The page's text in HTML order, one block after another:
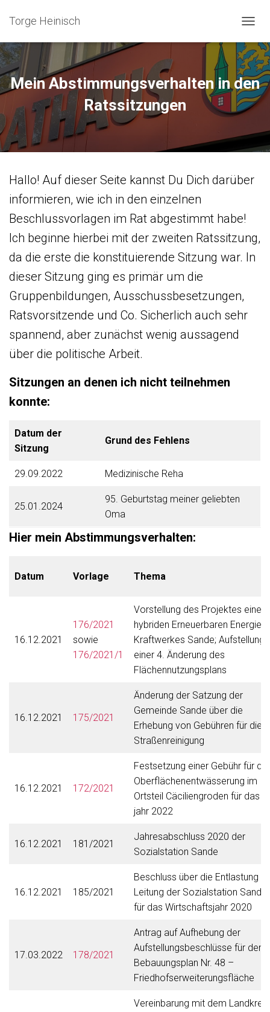
Torge Heinisch
A
V
I
G
A
T
I
N
C
E
Mein Abstimmungsverhalten in den
Ratssitzungen
Hallo! Auf dieser Seite kannst Du Dich darüber
informieren, wie ich in den einzelnen
Beschlussvorlagen im Rat abgestimmt habe!
Ich beginne hierbei mit der zweiten Ratssitzung,
da die erste die konstituierende Sitzung war. In
dieser Sitzung ging es primär um die
Gruppenbildungen, Ausschussbesetzungen,
Ratsvorsitzende und Co. Sicherlich auch sehr
spannend, aber zunächst wenig aussagend
über die politische Arbeit.
Sitzungen an denen ich nicht teilnehmen
konnte:
Datum der
Sitzung
Grund des Fehlens
29.09.2022 Medizinische Reha
25.01.2024
95. Geburtstag meiner geliebten
Oma
Hier mein Abstimmungsverhalten:
Datum Vorlage Thema
16.12.2021
176/2021
sowie
176/2021/1
Vorstellung des Projektes eines
hybriden Erneuerbaren Energien
Kraftwerkes Sande; Aufstellung
einer 4. Änderung des
Flächennutzungsplans
16.12.2021 175/2021
Änderung der Satzung der
Gemeinde Sande über die
Erhebung von Gebühren für die
Straßenreinigung
16.12.2021 172/2021
Festsetzung einer Gebühr für die
Oberflächenentwässerung im
Ortsteil Cäciliengroden für das
jahr 2022
16.12.2021 181/2021
Jahresabschluss 2020 der
Sozialstation Sande
16.12.2021 185/2021
Beschluss über die Entlastung
Leitung der Sozialstation Sande
für das Wirtschaftsjahr 2020
17.03.2022 178/2021
Antrag auf Aufhebung der
Aufstellungsbeschlüsse für den
Bebauungsplan Nr. 48 –
Friedhofserweiterungsfläche
Vereinbarung mit dem Landkreis